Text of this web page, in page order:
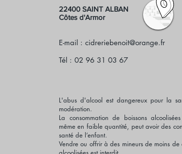
22400 SAINT ALBAN
Côtes d'Armor
E-mail : cidreriebenoit@orange.fr
Tél : 02 96 31 03 67
L'abus d'alcool est dangereux pour la
modération.
La consommation de boissons
même en faible quantité, peut avoir des
santé de l’enfant.
Vendre ou offrir à des mineurs de moins de